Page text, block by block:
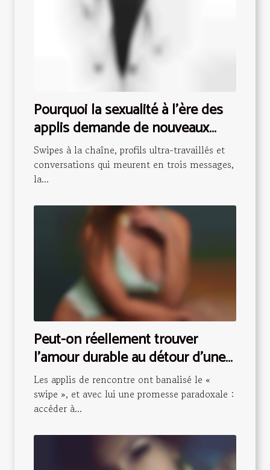
Pourquoi la sexualité à l’ère des
applis demande de nouveaux
codes
Swipes à la chaîne, profils ultra-travaillés et
conversations qui meurent en trois messages,
la...
Peut-on réellement trouver
l’amour durable au détour d’une
annonce torride ?
Les applis de rencontre ont banalisé le «
swipe », et avec lui une promesse paradoxale :
accéder à...